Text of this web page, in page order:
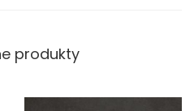
produkty